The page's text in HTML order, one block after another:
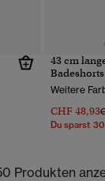
von
43 cm
Weitere
CHF 48,93
Du sparst
Produkten